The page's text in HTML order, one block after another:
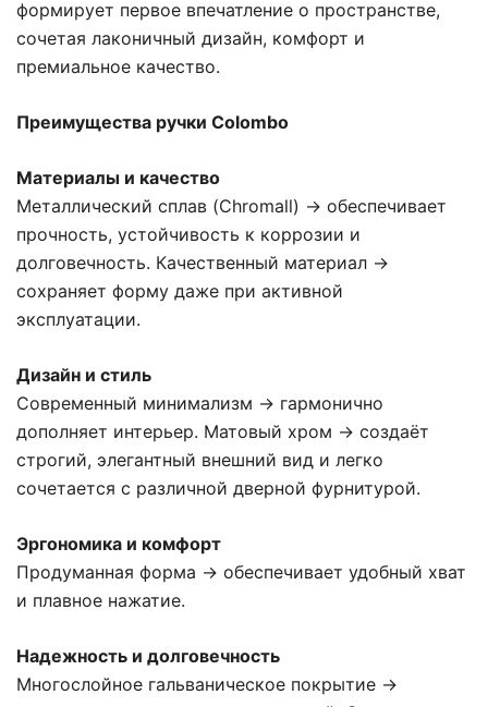
формирует первое впечатление о пространстве,
сочетая лаконичный дизайн, комфорт и
премиальное качество.
Преимущества ручки Colombo
Материалы и качество
Металлический сплав (Chromall) → обеспечивает
прочность, устойчивость к коррозии и
долговечность. Качественный материал →
сохраняет форму даже при активной
эксплуатации.
Дизайн и стиль
Современный минимализм → гармонично
дополняет интерьер. Матовый хром → создаёт
строгий, элегантный внешний вид и легко
сочетается с различной дверной фурнитурой.
Эргономика и комфорт
Продуманная форма → обеспечивает удобный хват
и плавное нажатие.
Надежность и долговечность
Многослойное гальваническое покрытие →